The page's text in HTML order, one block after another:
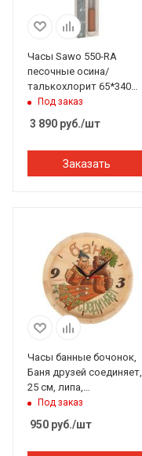
Часы Sawo 550-RA
песочные осина/
талькохлорит 65*340
ммПод заказ
3 890 руб./шт
Заказать
Часы банные бочонок,
Баня друзей соединяет,
25 см, липа,
Добропаровъ
Под заказ
950 руб./шт